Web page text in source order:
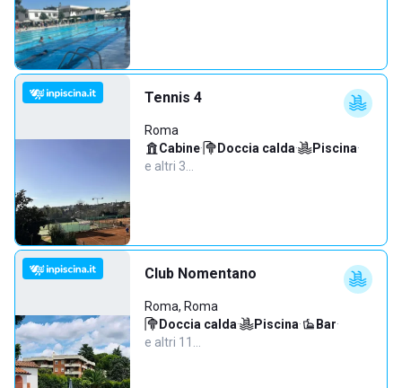
Tennis 4
Roma
Cabine· Doccia calda· Piscina·
e altri 3…
Club Nomentano
Roma, Roma
Doccia calda· Piscina· Bar·
e altri 11…